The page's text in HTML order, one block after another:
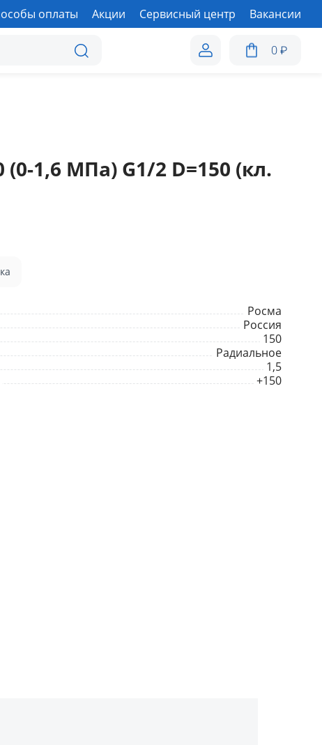
оплаты Акции Сервисный центр Вакансии
0₽
1,6 МПа) G1/2 D=150 (кл.
Росма
Россия
150
Радиальное
1,5
+150